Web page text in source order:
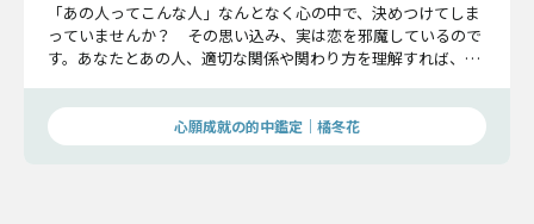
「あの人ってこんな人」なんとなく心の中で、決めつけてしま
っていませんか？ その思い込み、実は恋を邪魔しているので
す。あなたとあの人、適切な関係や関わり方を理解すれば、2
2人の相性を確かめていきましょう。
心願成就の的中鑑定｜橘冬花